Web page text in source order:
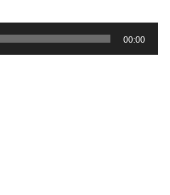
00:00